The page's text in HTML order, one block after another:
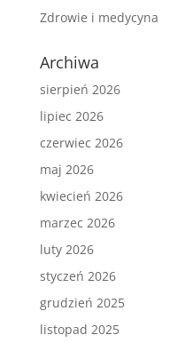
Zdrowie i medycyna
Archiwa
sierpień 2026
lipiec 2026
czerwiec 2026
maj 2026
kwiecień 2026
marzec 2026
luty 2026
styczeń 2026
grudzień 2025
listopad 2025